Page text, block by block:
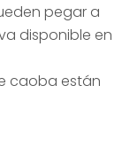
pegar a
disponible en
caoba están